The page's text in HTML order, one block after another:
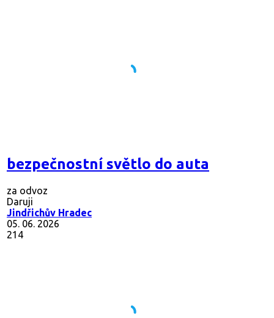
bezpečnostní světlo do auta
za odvoz
Daruji
Jindřichův Hradec
05. 06. 2026
214